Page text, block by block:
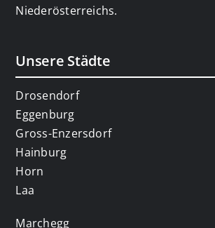
Niederösterreichs.
Unsere Städte
Drosendorf
Eggenburg
Gross-Enzersdorf
Hainburg
Horn
Laa
Marchegg